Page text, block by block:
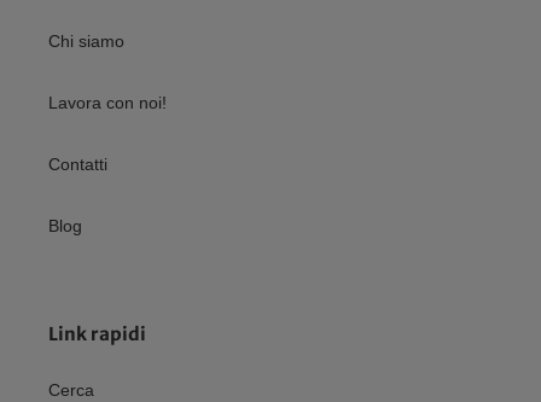
Chi siamo
Lavora con noi!
Contatti
Blog
Link rapidi
Cerca